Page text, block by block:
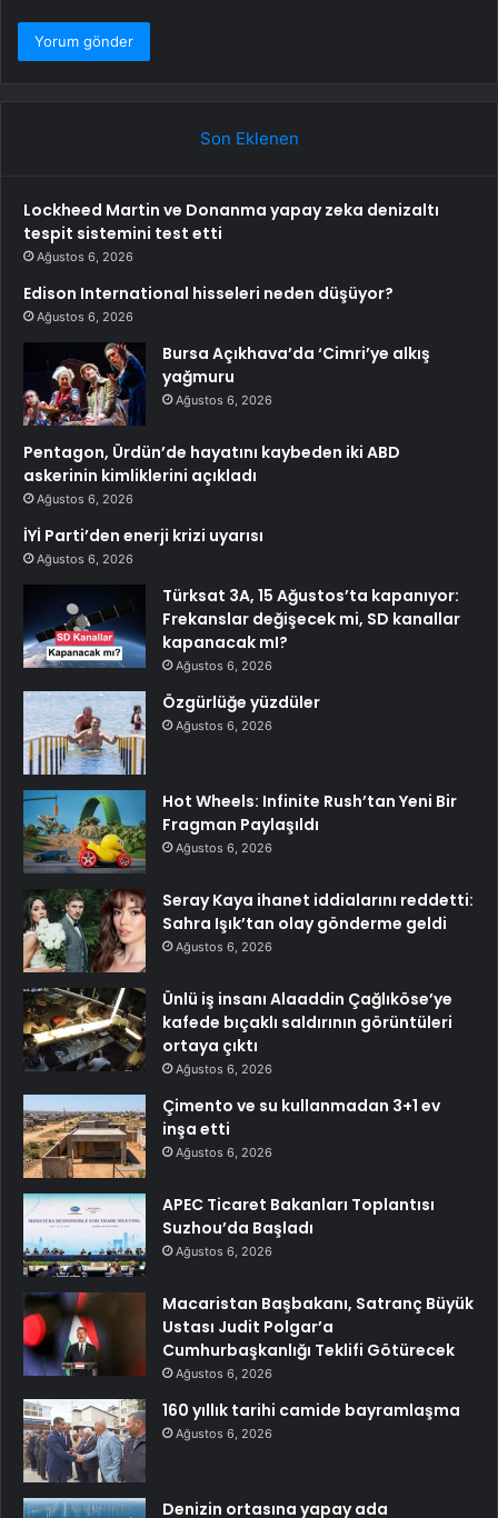
Son Eklenen
Lockheed Martin ve Donanma yapay zeka denizaltı
tespit sistemini test etti
Ağustos 6, 2026
Edison International hisseleri neden düşüyor?
Ağustos 6, 2026
Bursa Açıkhava’da ‘Cimri’ye alkış
yağmuru
Ağustos 6, 2026
Pentagon, Ürdün’de hayatını kaybeden iki ABD
askerinin kimliklerini açıkladı
Ağustos 6, 2026
İYİ Parti’den enerji krizi uyarısı
Ağustos 6, 2026
Türksat 3A, 15 Ağustos’ta kapanıyor:
Frekanslar değişecek mi, SD kanallar
kapanacak mI?
Ağustos 6, 2026
Özgürlüğe yüzdüler
Ağustos 6, 2026
Hot Wheels: Infinite Rush’tan Yeni Bir
Fragman Paylaşıldı
Ağustos 6, 2026
Seray Kaya ihanet iddialarını reddetti:
Sahra Işık’tan olay gönderme geldi
Ağustos 6, 2026
Ünlü iş insanı Alaaddin Çağlıköse’ye
kafede bıçaklı saldırının görüntüleri
ortaya çıktı
Ağustos 6, 2026
Çimento ve su kullanmadan 3+1 ev
inşa etti
Ağustos 6, 2026
APEC Ticaret Bakanları Toplantısı
Suzhou’da Başladı
Ağustos 6, 2026
Macaristan Başbakanı, Satranç Büyük
Ustası Judit Polgar’a
Cumhurbaşkanlığı Teklifi Götürecek
Ağustos 6, 2026
160 yıllık tarihi camide bayramlaşma
Ağustos 6, 2026
Denizin ortasına yapay ada